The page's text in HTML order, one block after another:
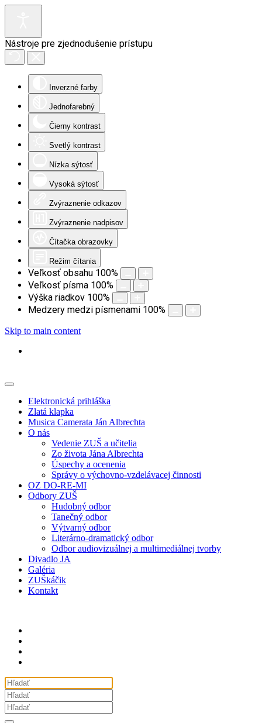
Nástroje pre zjednodušenie prístupu
Inverzné farby
Jednofarebný
Čierny kontrast
Svetlý kontrast
Nízka sýtosť
Vysoká sýtosť
Zvýraznenie odkazov
Zvýraznenie nadpisov
Čítačka obrazovky
Režim čítania
Veľkosť obsahu 100%
Veľkosť písma 100%
Výška riadkov 100%
Medzery medzi písmenami 100%
Skip to main content
Elektronická prihláška
Zlatá klapka
Musica Camerata Ján Albrechta
O nás
Vedenie ZUŠ a učitelia
Zo života Jána Albrechta
Úspechy a ocenenia
Správy o výchovno-vzdelávacej činnosti
OZ DO-RE-MI
Odbory ZUŠ
Hudobný odbor
Tanečný odbor
Výtvarný odbor
Literárno-dramatický odbor
Odbor audiovizuálnej a multimediálnej tvorby
Divadlo JA
Galéria
ZUŠkáčik
Kontakt